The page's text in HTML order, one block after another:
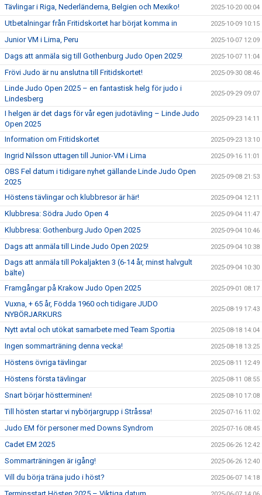
Tävlingar i Riga, Nederländerna, Belgien och Mexiko! 2025-10-20 00:04
Utbetalningar från Fritidskortet har börjat komma in 2025-10-09 10:15
Junior VM i Lima, Peru 2025-10-07 12:09
Dags att anmäla sig till Gothenburg Judo Open 2025! 2025-10-07 11:04
Frövi Judo är nu anslutna till Fritidskortet! 2025-09-30 08:46
Linde Judo Open 2025 – en fantastisk helg för judo i
Lindesberg
2025-09-29 09:07
I helgen är det dags för vår egen judotävling – Linde Judo
Open 2025
2025-09-23 14:11
Information om Fritidskortet 2025-09-23 13:10
Ingrid Nilsson uttagen till Junior-VM i Lima 2025-09-16 11:01
OBS Fel datum i tidigare nyhet gällande Linde Judo Open
2025
2025-09-08 21:53
Höstens tävlingar och klubbresor är här! 2025-09-04 12:11
Klubbresa: Södra Judo Open 4 2025-09-04 11:47
Klubbresa: Gothenburg Judo Open 2025 2025-09-04 10:46
Dags att anmäla till Linde Judo Open 2025! 2025-09-04 10:38
Dags att anmäla till Pokaljakten 3 (6-14 år, minst halvgult
bälte)
2025-09-04 10:30
Framgångar på Krakow Judo Open 2025 2025-09-01 08:17
Vuxna, + 65 år, Födda 1960 och tidigare JUDO
NYBÖRJARKURS
2025-08-19 17:43
Nytt avtal och utökat samarbete med Team Sportia 2025-08-18 14:04
Ingen sommarträning denna vecka! 2025-08-18 13:25
Höstens övriga tävlingar 2025-08-11 12:49
Höstens första tävlingar 2025-08-11 08:55
Snart börjar höstterminen! 2025-08-10 17:08
Till hösten startar vi nybörjargrupp i Stråssa! 2025-07-16 11:02
Judo EM för personer med Downs Syndrom 2025-07-16 08:45
Cadet EM 2025 2025-06-26 12:42
Sommarträningen är igång! 2025-06-26 12:40
Vill du börja träna judo i höst? 2025-06-07 14:18